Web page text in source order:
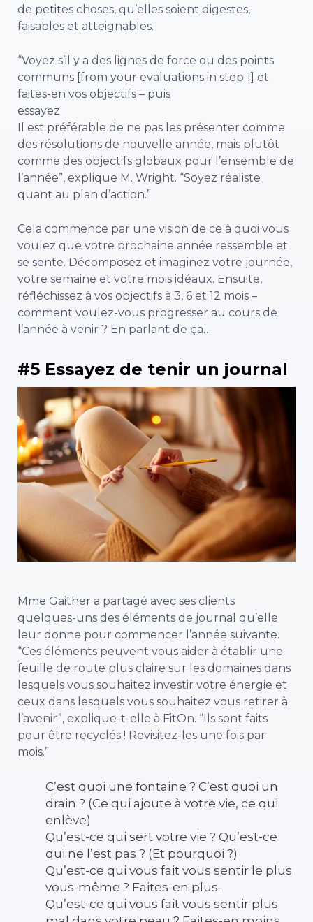
de petites choses, qu’elles soient digestes,
faisables et atteignables.
“Voyez s’il y a des lignes de force ou des points
communs [from your evaluations in step 1] et
faites-en vos objectifs – puis
essayez
Il est préférable de ne pas les présenter comme
des résolutions de nouvelle année, mais plutôt
comme des objectifs globaux pour l’ensemble de
l’année”, explique M. Wright. “Soyez réaliste
quant au plan d’action.”
Cela commence par une vision de ce à quoi vous
voulez que votre prochaine année ressemble et
se sente. Décomposez et imaginez votre journée,
votre semaine et votre mois idéaux. Ensuite,
réfléchissez à vos objectifs à 3, 6 et 12 mois –
comment voulez-vous progresser au cours de
l’année à venir ? En parlant de ça…
#5 Essayez de tenir un journal
Mme Gaither a partagé avec ses clients
quelques-uns des éléments de journal qu’elle
leur donne pour commencer l’année suivante.
“Ces éléments peuvent vous aider à établir une
feuille de route plus claire sur les domaines dans
lesquels vous souhaitez investir votre énergie et
ceux dans lesquels vous souhaitez vous retirer à
l’avenir”, explique-t-elle à FitOn. “Ils sont faits
pour être recyclés ! Revisitez-les une fois par
mois.”
C’est quoi une fontaine ? C’est quoi un
drain ? (Ce qui ajoute à votre vie, ce qui
enlève)
Qu’est-ce qui sert votre vie ? Qu’est-ce
qui ne l’est pas ? (Et pourquoi ?)
Qu’est-ce qui vous fait vous sentir le plus
vous-même ? Faites-en plus.
Qu’est-ce qui vous fait vous sentir plus